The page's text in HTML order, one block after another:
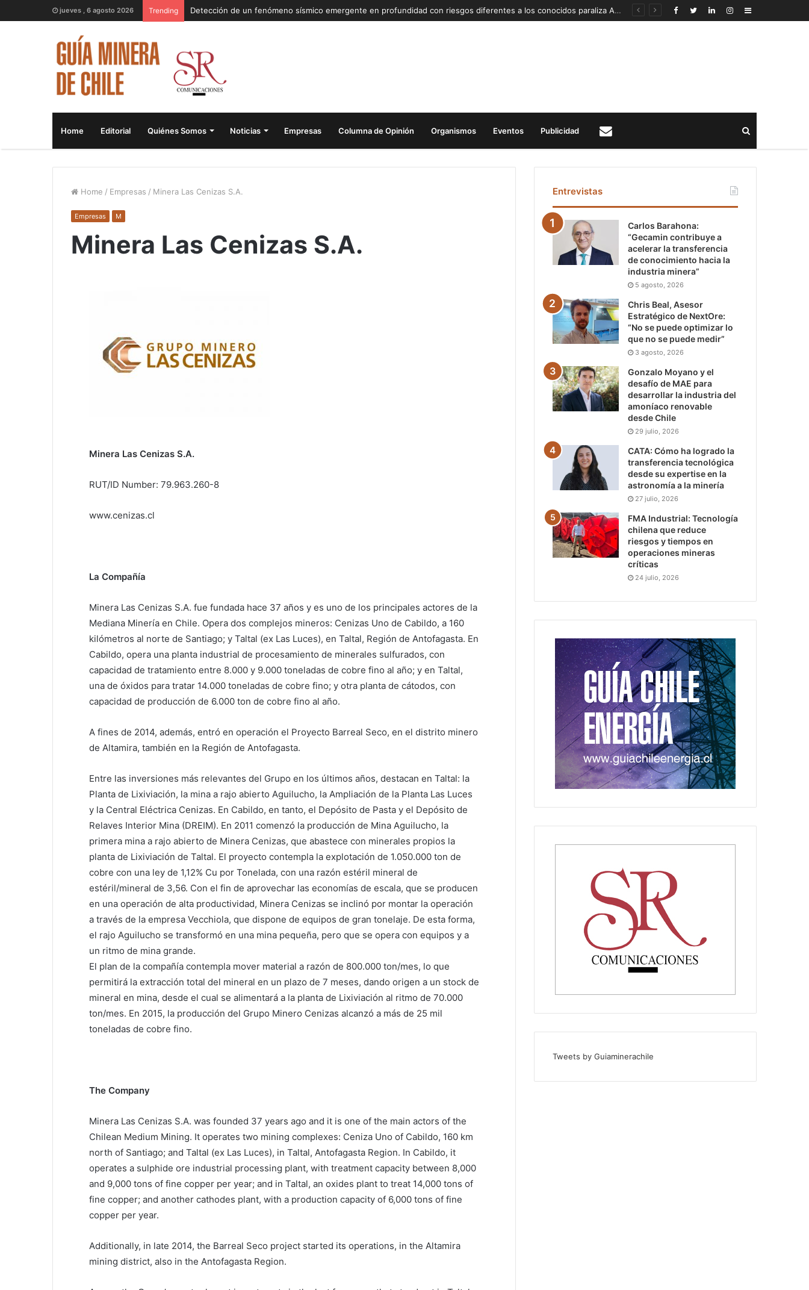
jueves , 6 agosto 2026 Trending Detección de un fenómeno sísmico emergente en profundidad con riesgos diferentes a los conocidos paraliza Andes Norte Sidebar
Home Editorial Quiénes Somos Noticias Empresas Columna de Opinión Organismos Eventos Publicidad
Home / Empresas / Minera Las Cenizas S.A.
Empresas M
Minera Las Cenizas S.A.
Minera Las Cenizas S.A.
RUT/ID Number: 79.963.260-8
www.cenizas.cl
La Compañía
Minera Las Cenizas S.A. fue fundada hace 37 años y es uno de los principales actores de la
Mediana Minería en Chile. Opera dos complejos mineros: Cenizas Uno de Cabildo, a 160
kilómetros al norte de Santiago; y Taltal (ex Las Luces), en Taltal, Región de Antofagasta. En
Cabildo, opera una planta industrial de procesamiento de minerales sulfurados, con
capacidad de tratamiento entre 8.000 y 9.000 toneladas de cobre fino al año; y en Taltal,
una de óxidos para tratar 14.000 toneladas de cobre fino; y otra planta de cátodos, con
capacidad de producción de 6.000 ton de cobre fino al año.
A fines de 2014, además, entró en operación el Proyecto Barreal Seco, en el distrito minero
de Altamira, también en la Región de Antofagasta.
Entre las inversiones más relevantes del Grupo en los últimos años, destacan en Taltal: la
Planta de Lixiviación, la mina a rajo abierto Aguilucho, la Ampliación de la Planta Las Luces
y la Central Eléctrica Cenizas. En Cabildo, en tanto, el Depósito de Pasta y el Depósito de
Relaves Interior Mina (DREIM). En 2011 comenzó la producción de Mina Aguilucho, la
primera mina a rajo abierto de Minera Cenizas, que abastece con minerales propios la
planta de Lixiviación de Taltal. El proyecto contempla la explotación de 1.050.000 ton de
cobre con una ley de 1,12% Cu por Tonelada, con una razón estéril mineral de
estéril/mineral de 3,56. Con el fin de aprovechar las economías de escala, que se producen
en una operación de alta productividad, Minera Cenizas se inclinó por montar la operación
a través de la empresa Vecchiola, que dispone de equipos de gran tonelaje. De esta forma,
el rajo Aguilucho se transformó en una mina pequeña, pero que se opera con equipos y a
un ritmo de mina grande.
El plan de la compañía contempla mover material a razón de 800.000 ton/mes, lo que
permitirá la extracción total del mineral en un plazo de 7 meses, dando origen a un stock de
mineral en mina, desde el cual se alimentará a la planta de Lixiviación al ritmo de 70.000
ton/mes. En 2015, la producción del Grupo Minero Cenizas alcanzó a más de 25 mil
toneladas de cobre fino.
The Company
Minera Las Cenizas S.A. was founded 37 years ago and it is one of the main actors of the
Chilean Medium Mining. It operates two mining complexes: Ceniza Uno of Cabildo, 160 km
north of Santiago; and Taltal (ex Las Luces), in Taltal, Antofagasta Region. In Cabildo, it
operates a sulphide ore industrial processing plant, with treatment capacity between 8,000
and 9,000 tons of fine copper per year; and in Taltal, an oxides plant to treat 14,000 tons of
fine copper; and another cathodes plant, with a production capacity of 6,000 tons of fine
copper per year.
Additionally, in late 2014, the Barreal Seco project started its operations, in the Altamira
mining district, also in the Antofagasta Region.
Entrevistas
Carlos Barahona:
“Gecamin contribuye a
acelerar la transferencia
de conocimiento hacia la
industria minera”
5 agosto, 2026
Chris Beal, Asesor
Estratégico de NextOre:
“No se puede optimizar lo
que no se puede medir”
3 agosto, 2026
Gonzalo Moyano y el
desafío de MAE para
desarrollar la industria del
amoníaco renovable
desde Chile
29 julio, 2026
CATA: Cómo ha logrado la
transferencia tecnológica
desde su expertise en la
astronomía a la minería
27 julio, 2026
FMA Industrial: Tecnología
chilena que reduce
riesgos y tiempos en
operaciones mineras
críticas
24 julio, 2026
Tweets by Guiaminerachile